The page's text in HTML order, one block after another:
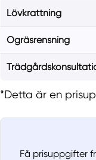
Lövkrattning
Ogräsrensning
*Detta är en
Få prisuppgifter